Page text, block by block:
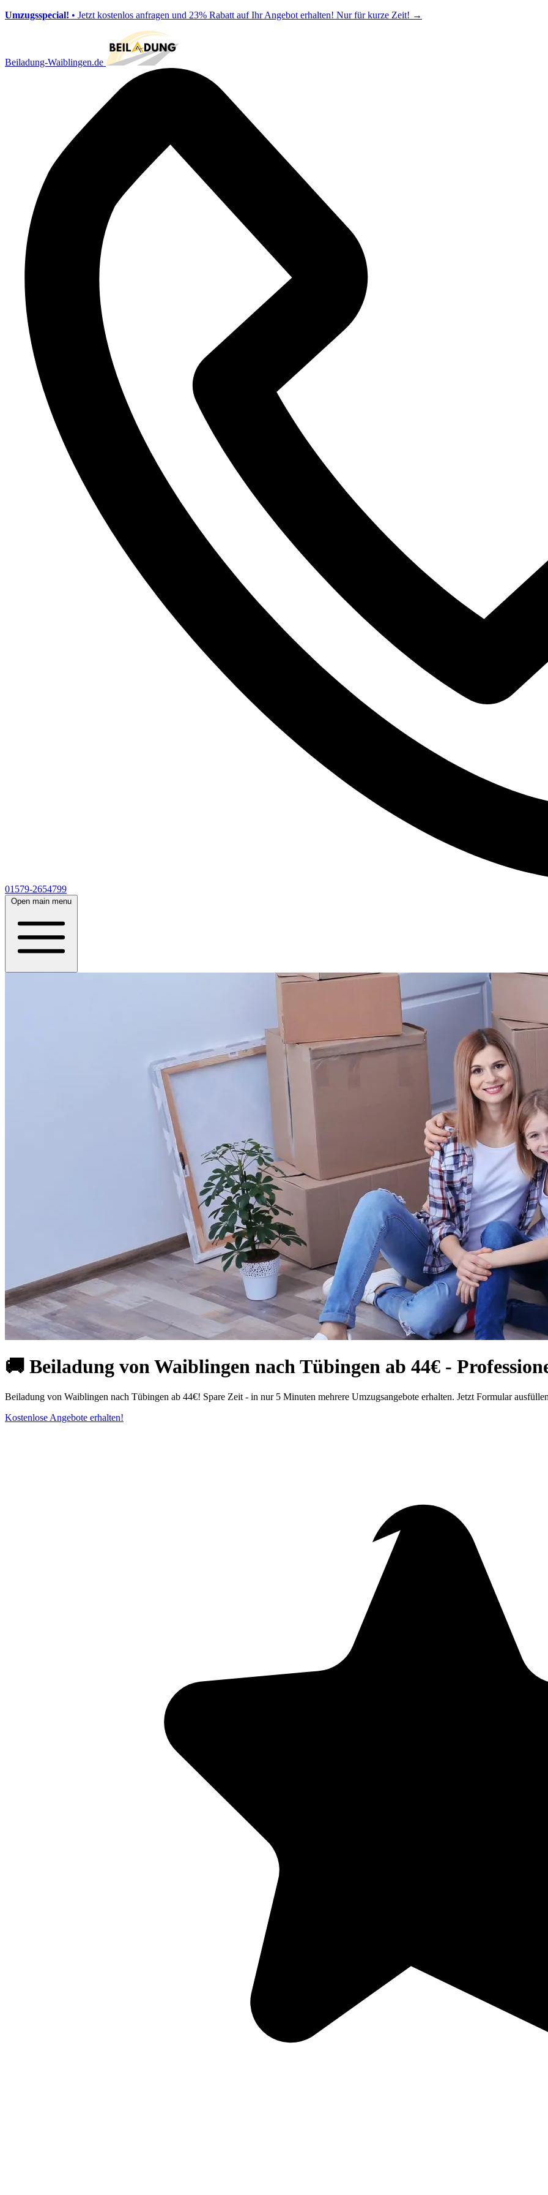
Umzugsspecial! • Jetzt kostenlos anfragen und 23% Rabatt auf Ihr Angebot erhalten! Nur für kurze Zeit! →
Beiladung-Waiblingen.de
01579-2654799
Open main menu
🚚 Beiladung von Waiblingen nach Tübingen ab 44€ -
Beiladung von Waiblingen nach Tübingen ab 44€! Spare Zeit - in nur 5 Minuten mehrere Umzugsangebote erhalten. Jetzt Formular
Kostenlose Angebote erhalten!